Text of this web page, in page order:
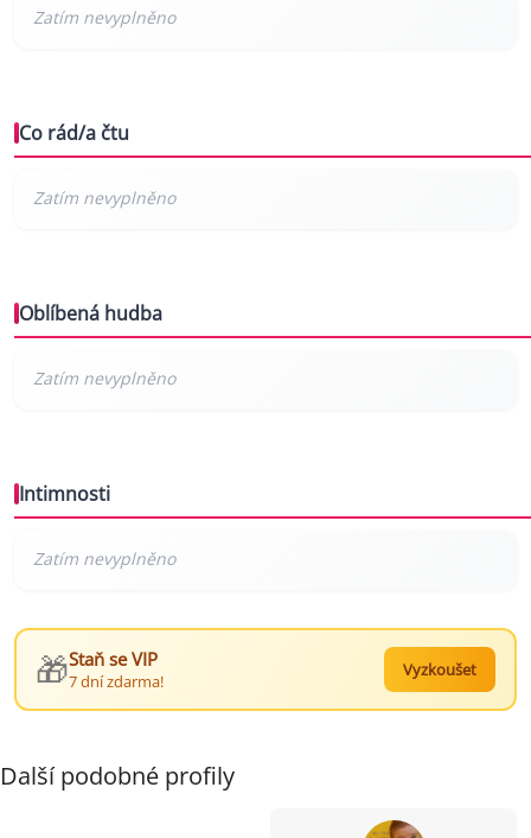
Co rád/a čtu
Oblíbená hudba
Intimnosti
🎁Staň se VIP
7 dní zdarma!
Vyzkoušet
Další podobné profily